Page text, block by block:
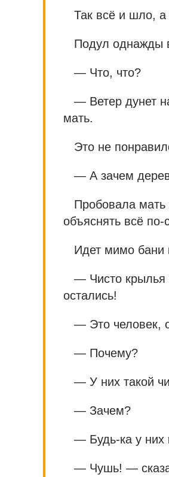
Так всё и шло, а
Подул однажды
— Что, что?
— Ветер дунет
мать.
Это не
— А зачем
Пробовала
объяснять всё по-
Идет мимо бани
— Чисто крылья
остались!
— Это человек,
— Почему?
— У них такой
— Зачем?
— Будь-ка у них
— Чушь! —